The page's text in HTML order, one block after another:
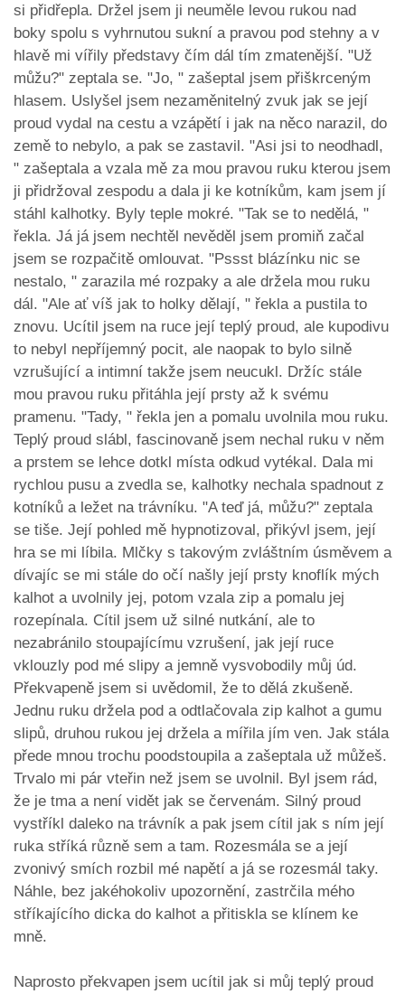
si přidřepla. Držel jsem ji neuměle levou rukou nad
boky spolu s vyhrnutou sukní a pravou pod stehny a v
hlavě mi vířily představy čím dál tím zmatenější. "Už
můžu?" zeptala se. "Jo, " zašeptal jsem přiškrceným
hlasem. Uslyšel jsem nezaměnitelný zvuk jak se její
proud vydal na cestu a vzápětí i jak na něco narazil, do
země to nebylo, a pak se zastavil. "Asi jsi to neodhadl,
" zašeptala a vzala mě za mou pravou ruku kterou jsem
ji přidržoval zespodu a dala ji ke kotníkům, kam jsem jí
stáhl kalhotky. Byly teple mokré. "Tak se to nedělá, "
řekla. Já já jsem nechtěl nevěděl jsem promiň začal
jsem se rozpačitě omlouvat. "Pssst blázínku nic se
nestalo, " zarazila mé rozpaky a ale držela mou ruku
dál. "Ale ať víš jak to holky dělají, " řekla a pustila to
znovu. Ucítil jsem na ruce její teplý proud, ale kupodivu
to nebyl nepříjemný pocit, ale naopak to bylo silně
vzrušující a intimní takže jsem neucukl. Držíc stále
mou pravou ruku přitáhla její prsty až k svému
pramenu. "Tady, " řekla jen a pomalu uvolnila mou ruku.
Teplý proud slábl, fascinovaně jsem nechal ruku v něm
a prstem se lehce dotkl místa odkud vytékal. Dala mi
rychlou pusu a zvedla se, kalhotky nechala spadnout z
kotníků a ležet na trávníku. "A teď já, můžu?" zeptala
se tiše. Její pohled mě hypnotizoval, přikývl jsem, její
hra se mi líbila. Mlčky s takovým zvláštním úsměvem a
dívajíc se mi stále do očí našly její prsty knoflík mých
kalhot a uvolnily jej, potom vzala zip a pomalu jej
rozepínala. Cítil jsem už silné nutkání, ale to
nezabránilo stoupajícímu vzrušení, jak její ruce
vklouzly pod mé slipy a jemně vysvobodily můj úd.
Překvapeně jsem si uvědomil, že to dělá zkušeně.
Jednu ruku držela pod a odtlačovala zip kalhot a gumu
slipů, druhou rukou jej držela a mířila jím ven. Jak stála
přede mnou trochu poodstoupila a zašeptala už můžeš.
Trvalo mi pár vteřin než jsem se uvolnil. Byl jsem rád,
že je tma a není vidět jak se červenám. Silný proud
vystříkl daleko na trávník a pak jsem cítil jak s ním její
ruka stříká různě sem a tam. Rozesmála se a její
zvonivý smích rozbil mé napětí a já se rozesmál taky.
Náhle, bez jakéhokoliv upozornění, zastrčila mého
stříkajícího dicka do kalhot a přitiskla se klínem ke
mně.
Naprosto překvapen jsem ucítil jak si můj teplý proud